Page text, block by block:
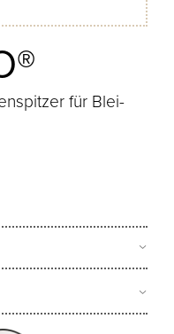
für Blei-